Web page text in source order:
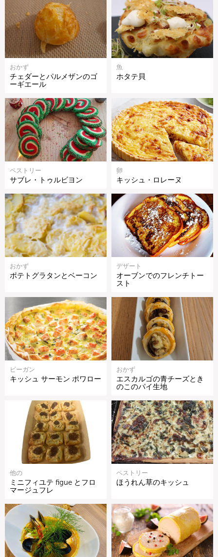
おかず
チェダーとパルメザンのゴ
ーギエール
魚
ホタテ貝
ペストリー
サブレ・トゥルビヨン
卵
キッシュ・ロレーヌ
おかず
ポテトグラタンとベーコン
デザート
オーブンでのフレンチトー
スト
ビーガン
キッシュ サーモン ポワロー
おかず
エスカルゴの青チーズとき
のこのパイ生地
他の
ミニフィユテ figue とフロ
マージュフレ
ペストリー
ほうれん草のキッシュ